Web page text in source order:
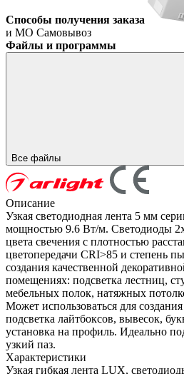
Способы получения заказа
и МО Самовывоз
Файлы и программы
Все файлы
Описание
Узкая светодиодная лента 5 мм
мощностью 9.6 Вт/м. Светодиоды
цвета свечения с плотностью
цветопередачи CRI>85 и степень
создания качественной
помещениях: подсветка лестниц,
мебельных полок, натяжных
Может использоваться для
подсветка лайтбоксов, вывесок,
установка на профиль. Идеально
узкий паз.
Характеристики
Узкая гибкая лента LUX,